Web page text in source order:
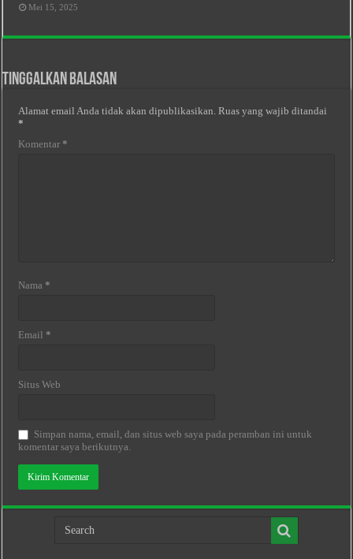
Mei 15, 2025
Tinggalkan Balasan
Alamat email Anda tidak akan dipublikasikan. Ruas yang wajib ditandai
*
Komentar *
Nama *
Email *
Situs Web
Simpan nama, email, dan situs web saya pada peramban ini untuk
komentar saya berikutnya.